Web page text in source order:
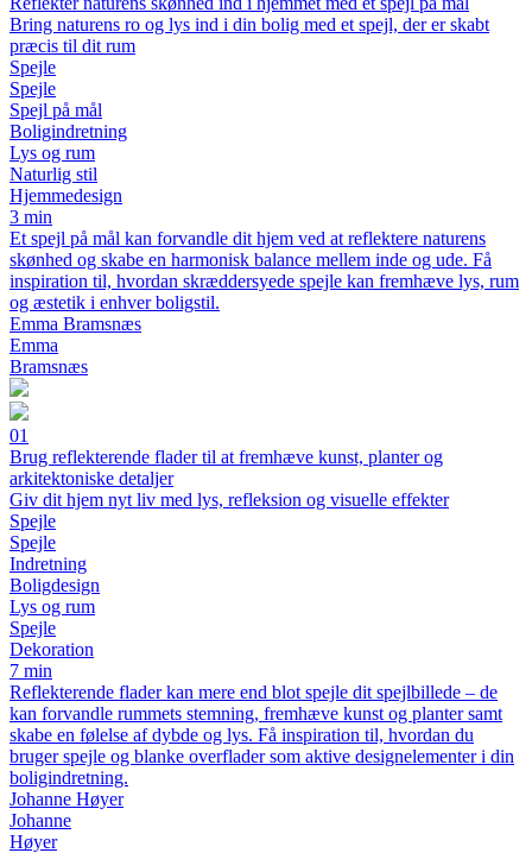
Bring naturens ro og lys ind i din bolig med et spejl, der er skabt
præcis til dit rum
Spejle
Spejle
Spejl på mål
Boligindretning
Lys og rum
Naturlig stil
Hjemmedesign
3 min
Et spejl på mål kan forvandle dit hjem ved at reflektere naturens
skønhed og skabe en harmonisk balance mellem inde og ude. Få
inspiration til, hvordan skræddersyede spejle kan fremhæve lys, rum
og æstetik i enhver boligstil.
Emma Bramsnæs
Emma
Bramsnæs
01
Brug reflekterende flader til at fremhæve kunst, planter og
arkitektoniske detaljer
Giv dit hjem nyt liv med lys, refleksion og visuelle effekter
Spejle
Spejle
Indretning
Boligdesign
Lys og rum
Spejle
Dekoration
7 min
Reflekterende flader kan mere end blot spejle dit spejlbillede – de
kan forvandle rummets stemning, fremhæve kunst og planter samt
skabe en følelse af dybde og lys. Få inspiration til, hvordan du
bruger spejle og blanke overflader som aktive designelementer i din
boligindretning.
Johanne Høyer
Johanne
Høyer